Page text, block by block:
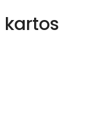
kartos